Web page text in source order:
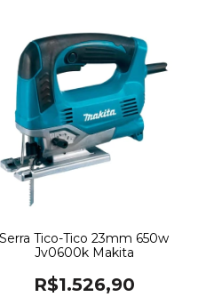
Serra Tico-Tico 23mm 650w
Jv0600k Makita
R$1.526,90